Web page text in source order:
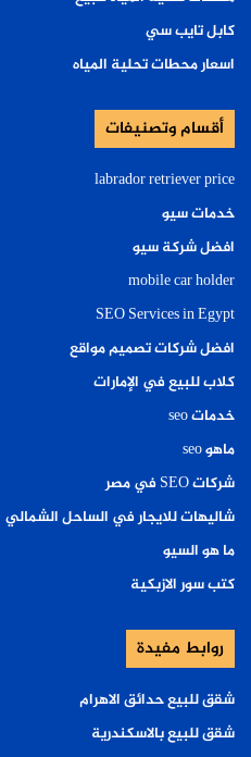
كابل تايب سي
اسعار محطات تحلية المياه
أقسام وتصنيفات
labrador retriever price
خدمات سيو
افضل شركة سيو
mobile car holder
SEO Services in Egypt
افضل شركات تصميم مواقع
كلاب للبيع في الإمارات
خدمات seo
ماهو seo
شركات SEO في مصر
شاليهات للايجار في الساحل الشمالي
ما هو السيو
كتب سور الازبكية
روابط مفيدة
شقق للبيع حدائق الاهرام
شقق للبيع بالاسكندرية